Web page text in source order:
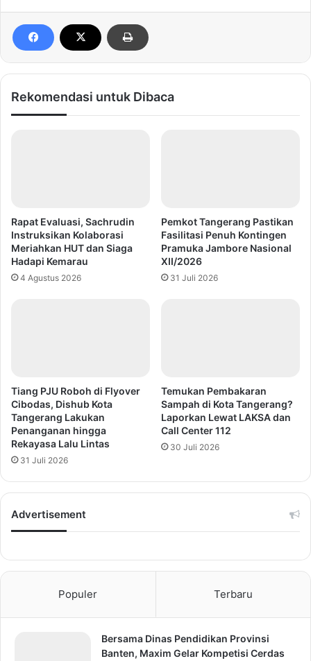
Rekomendasi untuk Dibaca
Rapat Evaluasi, Sachrudin
Instruksikan Kolaborasi
Meriahkan HUT dan Siaga
Hadapi Kemarau
4 Agustus 2026
Pemkot Tangerang Pastikan
Fasilitasi Penuh Kontingen
Pramuka Jambore Nasional
XII/2026
31 Juli 2026
Tiang PJU Roboh di Flyover
Cibodas, Dishub Kota
Tangerang Lakukan
Penanganan hingga
Rekayasa Lalu Lintas
31 Juli 2026
Temukan Pembakaran
Sampah di Kota Tangerang?
Laporkan Lewat LAKSA dan
Call Center 112
30 Juli 2026
Advertisement
Populer Terbaru
Bersama Dinas Pendidikan Provinsi
Banten, Maxim Gelar Kompetisi Cerdas